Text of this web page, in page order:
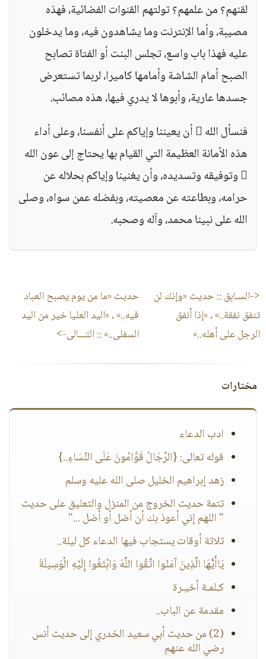
لقنهم؟ من علمهم؟ تولتهم القنوات الفضائية، فهذه
مصيبة، وأما الإنترنت وما يشاهدون فيه، وما يدخلون
عليه فهذا باب واسع، تجلس البنت أو الفتاة تصابح
الصبح أمام الشاشة وأمامها كاميرا، لربما تستعرض
جسدها عارية، وأبوها لا يدري فيها، هذه مصائب.
فنسأل الله  أن يعيننا وإياكم على أنفسنا، وعلى أداء
هذه الأمانة العظيمة التي القيام بها يحتاج إلى عون الله
 وتوفيقه وتسديده، وأن يغنينا وإياكم بحلاله عن
حرامه، وبطاعته عن معصيته، وبفضله عمن سواه، وصلى
الله على نبينا محمد، وآله وصحبه.
<-السـابق :: حديث «وإنك لن
تنفق نفقة..» ، «إذا أنفق
الرجل على أهله..»
حديث «ما من يوم يصبح العباد
فيه..» ، «اليد العليا خير من اليد
السفلى..» :: التـــالى->
مختارات
ادب الدعاء
قوله تعالى: {الرِّجَالُ قَوَّامُونَ عَلَى النِّسَاءِ..}
زهد إبراهيم الخليل صلى الله عليه وسلم
تتمة حديث الخروج من المنزل والتعليق على حديث
" اللهم إني أعوذ بك أن أضل أو أضل ..."
ثلاثة أوقات يستجاب فيها الدعاء كل ليلة..
يَاأَيُّهَا الَّذِينَ آمَنُوا اتَّقُوا اللَّهَ وَابْتَغُوا إِلَيْهِ الْوَسِيلَةَ
كـلمـة أخيـرة
مقدمة عن الباب..
(2) من حديث أبي سعيد الخدري إلى حديث أنس
رضي الله عنهم